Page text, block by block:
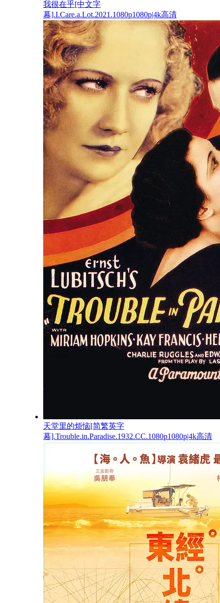
我很在乎[中文字
幕].I.Care.a.Lot.2021.1080p1080p|4k高清
天堂里的烦恼[简繁英字
幕].Trouble.in.Paradise.1932.CC.1080p1080p|4k高清